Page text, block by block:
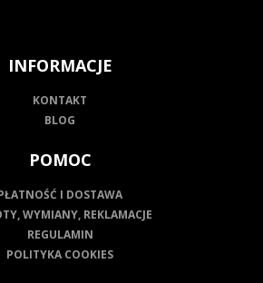
INFORMACJE
KONTAKT
BLOG
POMOC
I DOSTAWA
WYMIANY, REKLAMACJE
REGULAMIN
POLITYKA COOKIES